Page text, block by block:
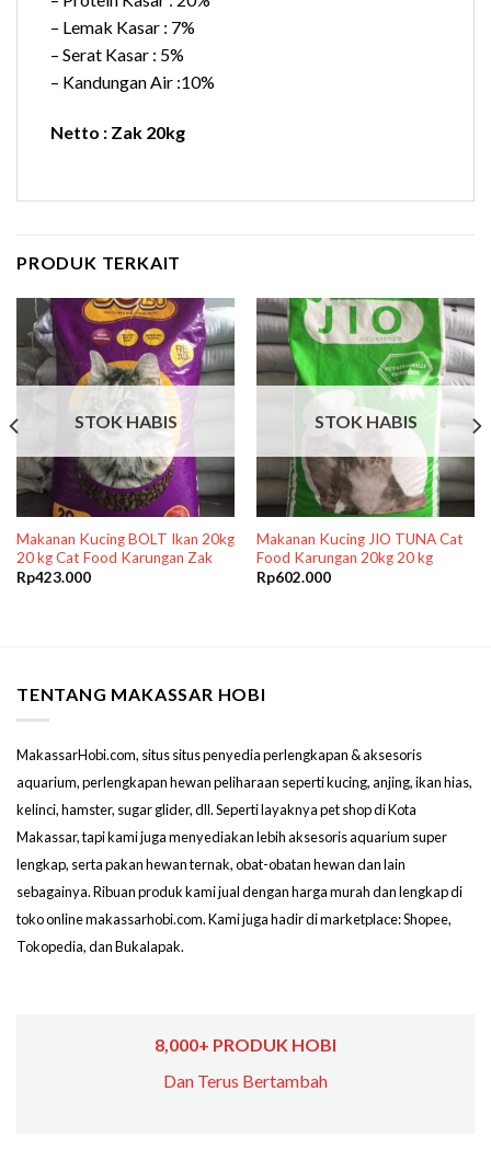
– Lemak Kasar : 7%
– Serat Kasar : 5%
– Kandungan Air :10%
Netto : Zak 20kg
PRODUK TERKAIT
STOK HABIS
Makanan Kucing BOLT Ikan 20kg
20 kg Cat Food Karungan Zak
Rp423.000
STOK HABIS
Makanan Kucing JIO TUNA Cat
Food Karungan 20kg 20 kg
Rp602.000
TENTANG MAKASSAR HOBI
MakassarHobi.com, situs situs penyedia perlengkapan & aksesoris
aquarium, perlengkapan hewan peliharaan seperti kucing, anjing, ikan hias,
kelinci, hamster, sugar glider, dll. Seperti layaknya pet shop di Kota
Makassar, tapi kami juga menyediakan lebih aksesoris aquarium super
lengkap, serta pakan hewan ternak, obat-obatan hewan dan lain
sebagainya. Ribuan produk kami jual dengan harga murah dan lengkap di
toko online makassarhobi.com. Kami juga hadir di marketplace: Shopee,
Tokopedia, dan Bukalapak.
8,000+ PRODUK HOBI
Dan Terus Bertambah